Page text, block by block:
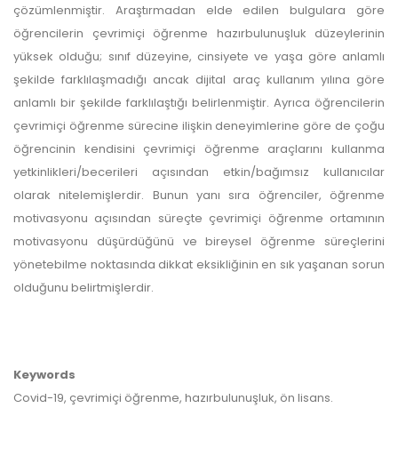
çözümlenmiştir. Araştırmadan elde edilen bulgulara göre
öğrencilerin çevrimiçi öğrenme hazırbulunuşluk düzeylerinin
yüksek olduğu; sınıf düzeyine, cinsiyete ve yaşa göre anlamlı
şekilde farklılaşmadığı ancak dijital araç kullanım yılına göre
anlamlı bir şekilde farklılaştığı belirlenmiştir. Ayrıca öğrencilerin
çevrimiçi öğrenme sürecine ilişkin deneyimlerine göre de çoğu
öğrencinin kendisini çevrimiçi öğrenme araçlarını kullanma
yetkinlikleri/becerileri açısından etkin/bağımsız kullanıcılar
olarak nitelemişlerdir. Bunun yanı sıra öğrenciler, öğrenme
motivasyonu açısından süreçte çevrimiçi öğrenme ortamının
motivasyonu düşürdüğünü ve bireysel öğrenme süreçlerini
yönetebilme noktasında dikkat eksikliğinin en sık yaşanan sorun
olduğunu belirtmişlerdir.
Keywords
Covid-19, çevrimiçi öğrenme, hazırbulunuşluk, ön lisans.